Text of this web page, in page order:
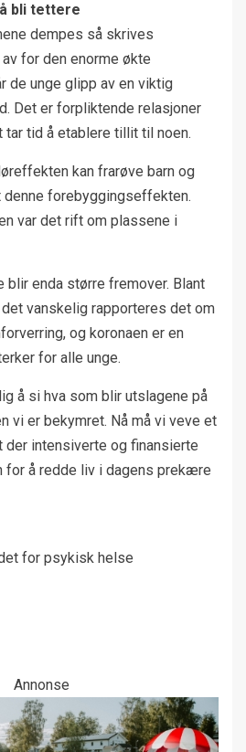
bli tettere
dempes så skrives
for den enorme økte
de unge glipp av en viktig
Det er forpliktende relasjoner
tar tid å etablere tillit til noen.
kan frarøve barn og
denne forebyggingseffekten.
var det rift om plassene i
blir enda større fremover. Blant
vanskelig rapporteres det om
og koronaen er en
for alle unge.
å si hva som blir utslagene på
vi er bekymret. Nå må vi veve et
intensiverte og finansierte
for å redde liv i dagens prekære
for psykisk helse
Annonse